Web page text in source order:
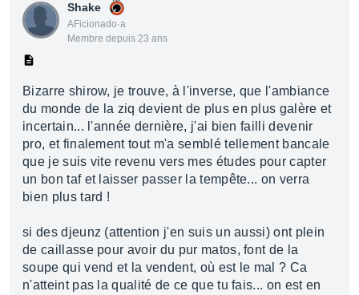
Shake
AFicionado·a
Membre depuis 23 ans
Bizarre shirow, je trouve, à l'inverse, que l'ambiance
du monde de la ziq devient de plus en plus galère et
incertain... l'année dernière, j'ai bien failli devenir
pro, et finalement tout m'a semblé tellement bancale
que je suis vite revenu vers mes études pour capter
un bon taf et laisser passer la tempête... on verra
bien plus tard !
si des djeunz (attention j'en suis un aussi) ont plein
de caillasse pour avoir du pur matos, font de la
soupe qui vend et la vendent, où est le mal ? Ca
n'atteint pas la qualité de ce que tu fais... on est en